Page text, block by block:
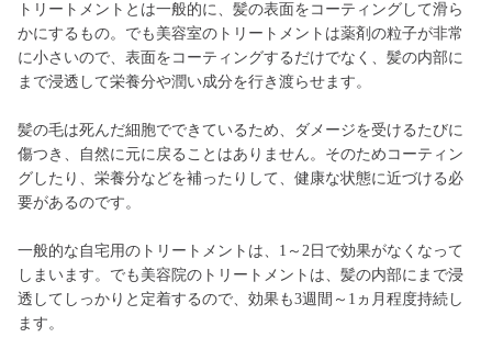
トリートメントとは一般的に、髪の表面をコーティングして滑ら
かにするもの。でも美容室のトリートメントは薬剤の粒子が非常
に小さいので、表面をコーティングするだけでなく、髪の内部に
まで浸透して栄養分や潤い成分を行き渡らせます。
髪の毛は死んだ細胞でできているため、ダメージを受けるたびに
傷つき、自然に元に戻ることはありません。そのためコーティン
グしたり、栄養分などを補ったりして、健康な状態に近づける必
要があるのです。
一般的な自宅用のトリートメントは、1～2日で効果がなくなって
しまいます。でも美容院のトリートメントは、髪の内部にまで浸
透してしっかりと定着するので、効果も3週間～1ヵ月程度持続し
ます。